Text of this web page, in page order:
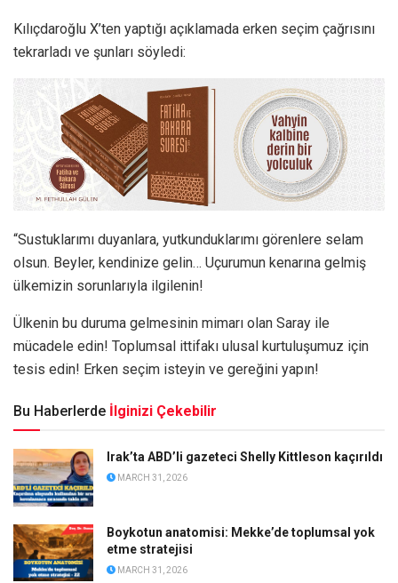
Kılıçdaroğlu X’ten yaptığı açıklamada erken seçim çağrısını
tekrarladı ve şunları söyledi:
“Sustuklarımı duyanlara, yutkunduklarımı görenlere selam
olsun. Beyler, kendinize gelin… Uçurumun kenarına gelmiş
ülkemizin sorunlarıyla ilgilenin!
Ülkenin bu duruma gelmesinin mimarı olan Saray ile
mücadele edin! Toplumsal ittifakı ulusal kurtuluşumuz için
tesis edin! Erken seçim isteyin ve gereğini yapın!
Bu Haberlerde İlginizi Çekebilir
Irak’ta ABD’li gazeteci Shelly Kittleson kaçırıldı
MARCH 31, 2026
Boykotun anatomisi: Mekke’de toplumsal yok
etme stratejisi
MARCH 31, 2026